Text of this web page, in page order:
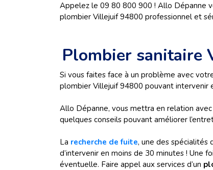
Appelez le 09 80 800 900 ! Allo Dépanne
plombier Villejuif 94800 professionnel et
Plombier sanitaire
Si vous faites face à un problème avec
plombier Villejuif 94800 pouvant intervenir
Allo Dépanne, vous mettra en relation
quelques conseils pouvant améliorer
La recherche de fuite, une des spécialités
d’intervenir en moins de 30 minutes ! Une
éventuelle. Faire appel aux services d’un